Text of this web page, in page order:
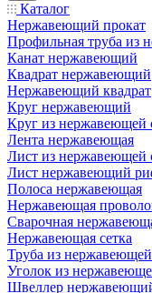
Каталог
Нержавеющий прокат
Профильная труба из
Канат нержавеющий
Квадрат нержавеющий
Нержавеющий квадрат
Круг нержавеющий
Круг из нержавеющей
Лента нержавеющая
Лист из нержавеющей
Лист нержавеющий
Полоса нержавеющая
Нержавеющая
Сварочная
Нержавеющая сетка
Труба из нержавеющей
Уголок из
Швеллер